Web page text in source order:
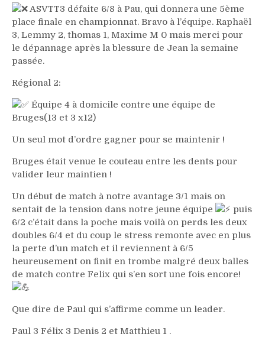
ASVTT3 défaite 6/8 à Pau, qui donnera une 5ème
place finale en championnat. Bravo à l’équipe. Raphaël
3, Lemmy 2, thomas 1, Maxime M 0 mais merci pour
le dépannage après la blessure de Jean la semaine
passée.
Régional 2:
Équipe 4 à domicile contre une équipe de
Bruges(13 et 3 x12)
Un seul mot d’ordre gagner pour se maintenir !
Bruges était venue le couteau entre les dents pour
valider leur maintien !
Un début de match à notre avantage 3/1 mais on
sentait de la tension dans notre jeune équipe
puis
6/2 c’était dans la poche mais voilà on perds les deux
doubles 6/4 et du coup le stress remonte avec en plus
la perte d’un match et il reviennent à 6/5
heureusement on finit en trombe malgré deux balles
de match contre Felix qui s’en sort une fois encore!
Que dire de Paul qui s’affirme comme un leader.
Paul 3 Félix 3 Denis 2 et Matthieu 1 .